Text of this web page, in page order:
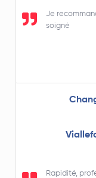
Je
soigné
Rapidité,